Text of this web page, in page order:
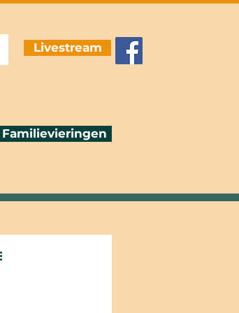
Livestream
Familievieringen